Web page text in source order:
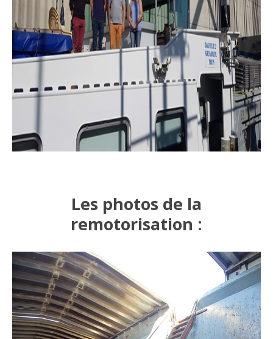
Les photos de la
remotorisation :